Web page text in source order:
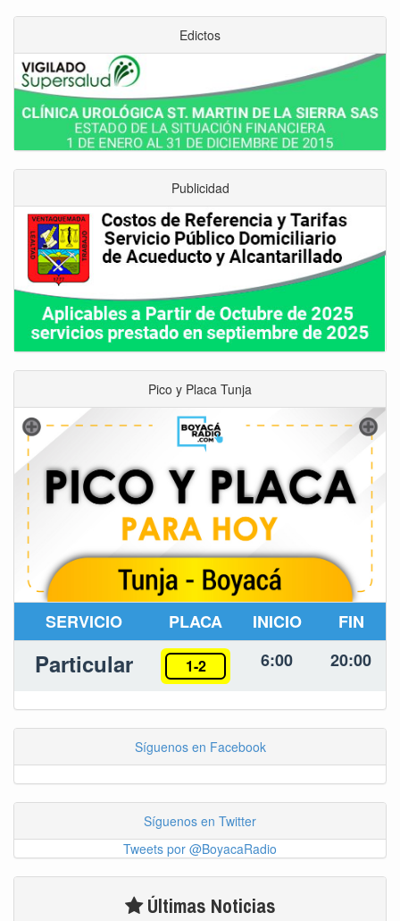
Edictos
Publicidad
Pico y Placa Tunja
SERVICIO PLACA INICIO FIN
Particular 1-2 6:00 20:00
Síguenos en Facebook
Síguenos en Twitter
Tweets por @BoyacaRadio
Últimas Noticias